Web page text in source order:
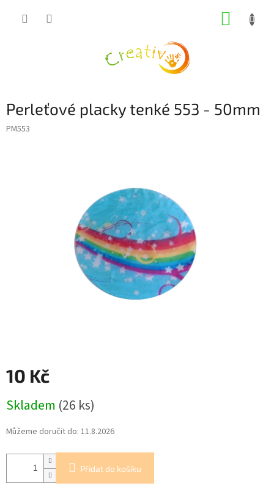
Perleťové placky tenké 553 - 50mm
PM553
10 Kč
cena:
Skladem (26 ks)
Můžeme doručit do: 11.8.2026
Přidat do košíku